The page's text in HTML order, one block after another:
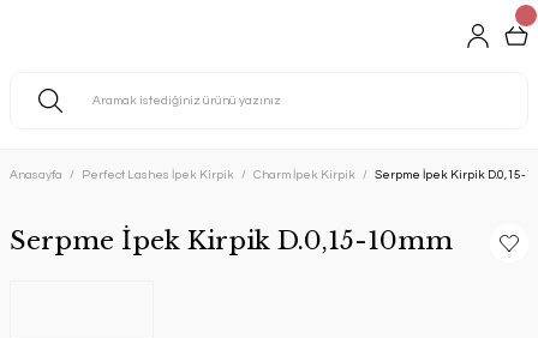
Anasayfa Perfect Lashes İpek Kirpik Charm İpek Kirpik Serpme İpek Kirpik D.0,15-
Serpme İpek Kirpik D.0,15-10mm